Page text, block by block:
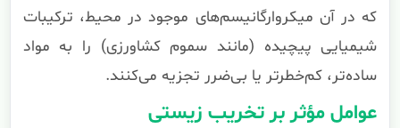
که در آن میکروارگانیسم‌های موجود در محیط، ترکیبات
شیمیایی پیچیده (مانند سموم کشاورزی) را به مواد
ساده‌تر، کم‌خطرتر یا بی‌ضرر تجزیه می‌کنند.
عوامل مؤثر بر تخریب زیستی